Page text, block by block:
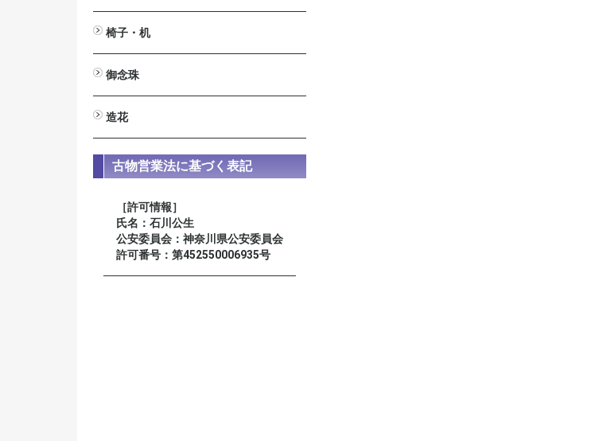
洋ローソク>日之出富士
ローカット
ローがとれます
ライター
芯切り鋏
洗浄液
椅子・机
御詠歌テーブルⅡ
御詠歌用スツール
木製椅子
スチール椅子
アルミ椅子
座椅子
法事・接客机
御念珠
男性用
女性用
星月菩提樹
装束念珠 尺八寸
造花
びしゃく
しきみ
高野槇
新ヒバ
若松
シルク常花 蓮
ミニ常花 蓮
仏花
榊
古物営業法に基づく表記
［許可情報］
氏名：石川公生
公安委員会：神奈川県公安委員会
許可番号：第452550006935号